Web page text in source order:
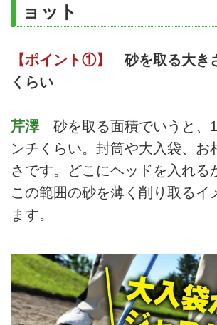
ョット
【ポイント①】
砂を取る大き
くらい
芹澤砂を取る面積でいうと、
ンチくらい。封筒や大入袋、お
さです。どこにヘッドを入れる
この範囲の砂を薄く削り取るイ
ます。